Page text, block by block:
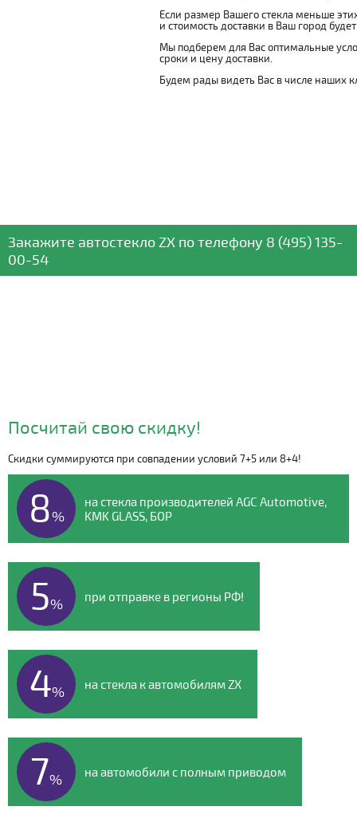
Если размер Вашего стекла меньше
и стоимость доставки в Ваш город
Мы подберем для Вас оптимальные
сроки и цену доставки.
Будем рады видеть Вас в числе наших
Закажите автостекло ZX по телефону 8 (495) 135-
00-54
Видео о компании
Посчитай свою скидку!
Скидки суммируются при совпадении условий 7+5 или 8+4!
8%
на стекла производителей AGC Automotive,
KMK GLASS, БОР
5% при отправке в регионы РФ!
4% на стекла к автомобилям ZX
7% на автомобили с полным приводом